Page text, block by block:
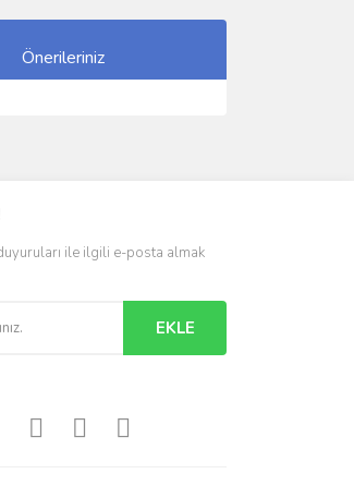
Önerileriniz
ile ilgili e-posta almak
EKLE